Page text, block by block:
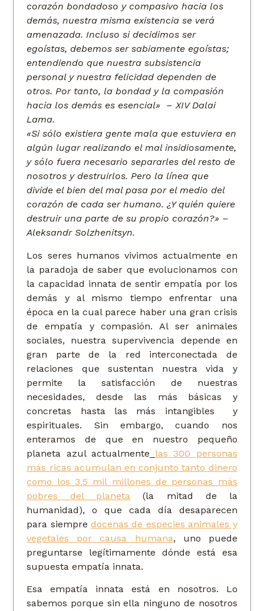
corazón bondadoso y compasivo hacia los
demás, nuestra misma existencia se verá
amenazada. Incluso si decidimos ser
egoístas, debemos ser sabiamente egoístas;
entendiendo que nuestra subsistencia
personal y nuestra felicidad dependen de
otros. Por tanto, la bondad y la compasión
hacia los demás es esencial» – XIV Dalai
Lama.
«Si sólo existiera gente mala que estuviera en
algún lugar realizando el mal insidiosamente,
y sólo fuera necesario separarles del resto de
nosotros y destruirlos. Pero la línea que
divide el bien del mal pasa por el medio del
corazón de cada ser humano. ¿Y quién quiere
destruir una parte de su propio corazón?» –
Aleksandr Solzhenitsyn.
Los seres humanos vivimos actualmente en
la paradoja de saber que evolucionamos con
la capacidad innata de sentir empatía por los
demás y al mismo tiempo enfrentar una
época en la cual parece haber una gran crisis
de empatía y compasión. Al ser animales
sociales, nuestra supervivencia depende en
gran parte de la red interconectada de
relaciones que sustentan nuestra vida y
permite la satisfacción de nuestras
necesidades, desde las más básicas y
concretas hasta las más intangibles y
espirituales. Sin embargo, cuando nos
enteramos de que en nuestro pequeño
planeta azul actualmente las 300 personas
más ricas acumulan en conjunto tanto dinero
como los 3.5 mil millones de personas más
pobres del planeta (la mitad de la
humanidad), o que cada día desaparecen
para siempredocenas de especies animales y
vegetales por causa humana, uno puede
preguntarse legítimamente dónde está esa
supuesta empatía innata.
Esa empatía innata está en nosotros. Lo
sabemos porque sin ella ninguno de nosotros